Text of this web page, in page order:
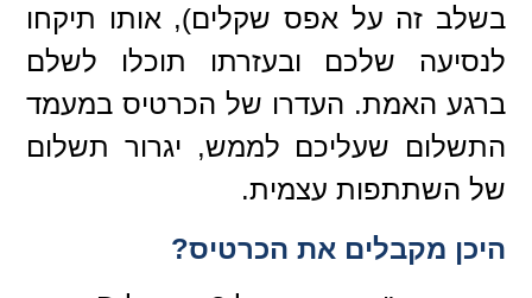
בשלב זה על אפס שקלים), אותו תיקחו
לנסיעה שלכם ובעזרתו תוכלו לשלם
ברגע האמת. העדרו של הכרטיס במעמד
התשלום שעליכם לממש, יגרור תשלום
של השתתפות עצמית.
היכן מקבלים את הכרטיס?